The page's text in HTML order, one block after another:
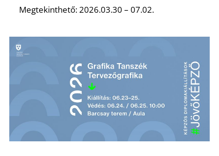
Megtekinthető: 2026.03.30 – 07.02.